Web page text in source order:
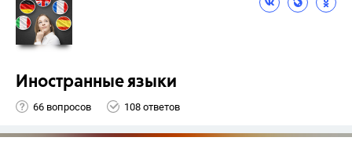
Иностранные языки
66 вопросов 108 ответов